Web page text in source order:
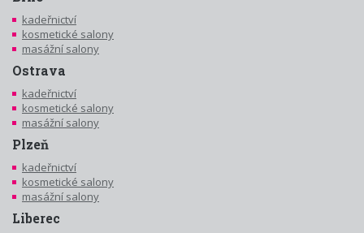
kadeřnictví
kosmetické salony
masážní salony
Ostrava
kadeřnictví
kosmetické salony
masážní salony
Plzeň
kadeřnictví
kosmetické salony
masážní salony
Liberec